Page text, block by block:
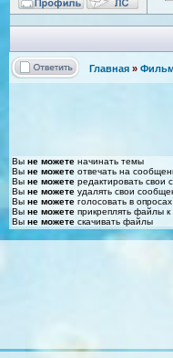
Главная »
Вы не можете начинать темы
Вы не можете отвечать на
Вы не можете редактировать свои
Вы не можете удалять свои
Вы не можете голосовать в опросах
Вы не можете прикреплять файлы
Вы не можете скачивать файлы